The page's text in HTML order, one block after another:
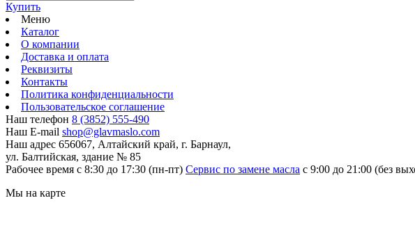
Купить
Меню
Каталог
О компании
Доставка и оплата
Реквизиты
Контакты
Политика конфиденциальности
Пользовательское соглашение
Наш телефон 8 (3852) 555-490
Наш E-mail shop@glavmaslo.com
Наш адрес 656067, Алтайский край, г. Барнаул,
ул. Балтийская, здание № 85
Рабочее время с 8:30 до 17:30 (пн-пт) Сервис по замене масла с 9:00 до 21:00 (без
Мы на карте